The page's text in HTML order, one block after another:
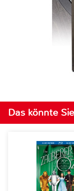
Das könnte